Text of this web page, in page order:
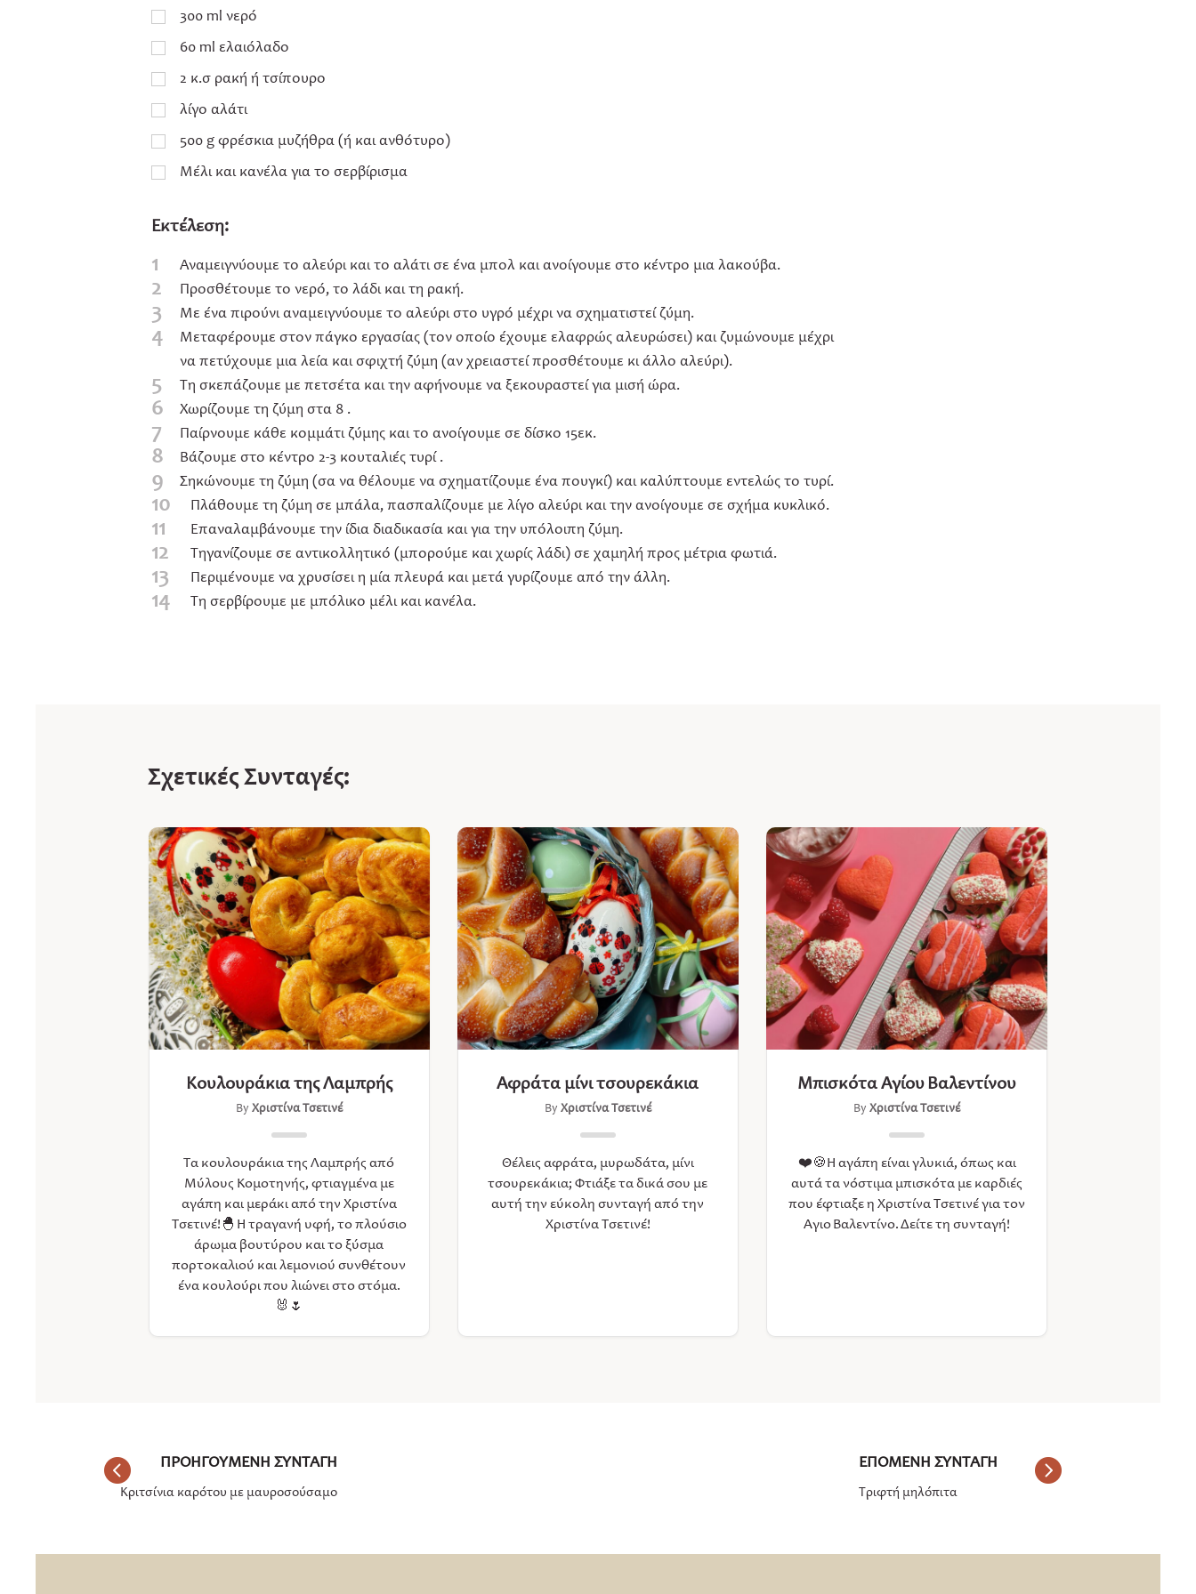
300 ml νερό
60 ml ελαιόλαδο
2 κ.σ ρακή ή τσίπουρο
λίγο αλάτι
500 g φρέσκια μυζήθρα (ή και ανθότυρο)
Μέλι και κανέλα για το σερβίρισμα
Εκτέλεση:
1 Αναμειγνύουμε το αλεύρι και το αλάτι σε ένα μπολ και ανοίγουμε στο κέντρο μια λακούβα.
2 Προσθέτουμε το νερό, το λάδι και τη ρακή.
3 Με ένα πιρούνι αναμειγνύουμε το αλεύρι στο υγρό μέχρι να σχηματιστεί ζύμη.
4
Μεταφέρουμε στον πάγκο εργασίας (τον οποίο έχουμε ελαφρώς αλευρώσει) και ζυμώνουμε μέχρι
να πετύχουμε μια λεία και σφιχτή ζύμη (αν χρειαστεί προσθέτουμε κι άλλο αλεύρι).
5 Τη σκεπάζουμε με πετσέτα και την αφήνουμε να ξεκουραστεί για μισή ώρα.
6 Χωρίζουμε τη ζύμη στα 8 .
7 Παίρνουμε κάθε κομμάτι ζύμης και το ανοίγουμε σε δίσκο 15εκ.
8 Βάζουμε στο κέντρο 2-3 κουταλιές τυρί .
9 Σηκώνουμε τη ζύμη (σα να θέλουμε να σχηματίζουμε ένα πουγκί) και καλύπτουμε εντελώς το τυρί.
10 Πλάθουμε τη ζύμη σε μπάλα, πασπαλίζουμε με λίγο αλεύρι και την ανοίγουμε σε σχήμα κυκλικό.
11 Επαναλαμβάνουμε την ίδια διαδικασία και για την υπόλοιπη ζύμη.
12 Τηγανίζουμε σε αντικολλητικό (μπορούμε και χωρίς λάδι) σε χαμηλή προς μέτρια φωτιά.
13 Περιμένουμε να χρυσίσει η μία πλευρά και μετά γυρίζουμε από την άλλη.
14 Τη σερβίρουμε με μπόλικο μέλι και κανέλα.
Σχετικές Συνταγές:
Κουλουράκια της Λαμπρής
By Χριστίνα Τσετινέ
Τα κουλουράκια της Λαμπρής από
Μύλους Κομοτηνής, φτιαγμένα με
αγάπη και μεράκι από την Χριστίνα
Τσετινέ!🐣 Η τραγανή υφή, το πλούσιο
άρωμα βουτύρου και τo ξύσμα
πορτοκαλιού και λεμονιού συνθέτουν
ένα κουλούρι που λιώνει στο στόμα.
🐰🌷
Αφράτα μίνι τσουρεκάκια
By Χριστίνα Τσετινέ
Θέλεις αφράτα, μυρωδάτα, μίνι
τσουρεκάκια; Φτιάξε τα δικά σου με
αυτή την εύκολη συνταγή από την
Χριστίνα Τσετινέ!
Μπισκότα Αγίου Βαλεντίνου
ByΧριστίνα Τσετινέ
❤️🍪Η αγάπη είναι γλυκιά, όπως και
αυτά τα νόστιμα μπισκότα με καρδιές
που έφτιαξε η Χριστίνα Τσετινέ για τον
Άγιο Βαλεντίνο. Δείτε τη συνταγή!
Κριτσίνια καρότου με μαυροσούσαμο Τριφτή μηλόπιτα